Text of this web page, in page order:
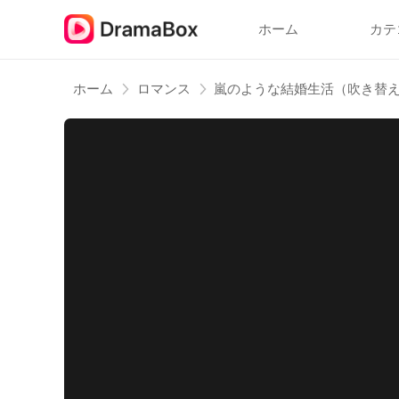
ホーム カ
ホーム ロマンス 嵐のような結婚生活（吹き替え